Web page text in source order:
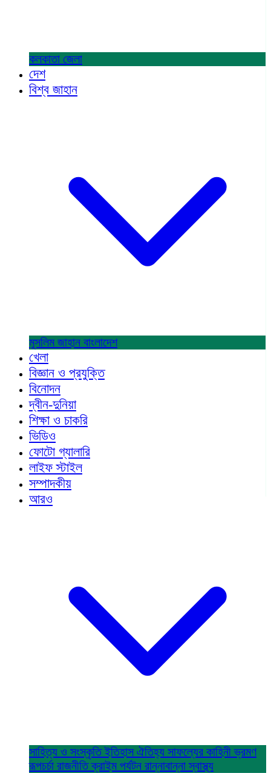
কলকাতা জেলা
দেশ
বিশ্ব জাহান
মুসলিম জাহান বাংলাদেশ
খেলা
বিজ্ঞান ও প্রযুক্তি
বিনোদন
দ্বীন-দুনিয়া
শিক্ষা ও চাকরি
ভিডিও
ফোটো গ্যালারি
লাইফ স্টাইল
সম্পাদকীয়
আরও
সাহিত্য ও সংস্কৃতিইতিহাস ঐতিহ্য সাফল্যের কাহিনীভ্রমণ
রূপচর্চা রাজনীতিক্রাইম পর্যটন রান্নাবান্নাস্বাস্থ্য